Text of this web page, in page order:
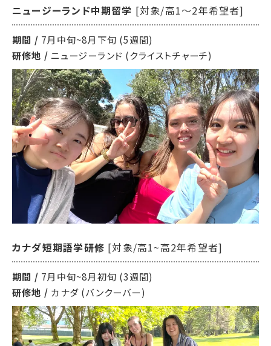
ニュージーランド中期留学 [対象/高1〜2年希望者]
期間 / 7月中旬~8月下旬 (5週間)
研修地 / ニュージーランド (クライストチャーチ)
カナダ短期語学研修 [対象/高1~高2年希望者]
期間 / 7月中旬~8月初旬 (3週間)
研修地 / カナダ (バンクーバー)